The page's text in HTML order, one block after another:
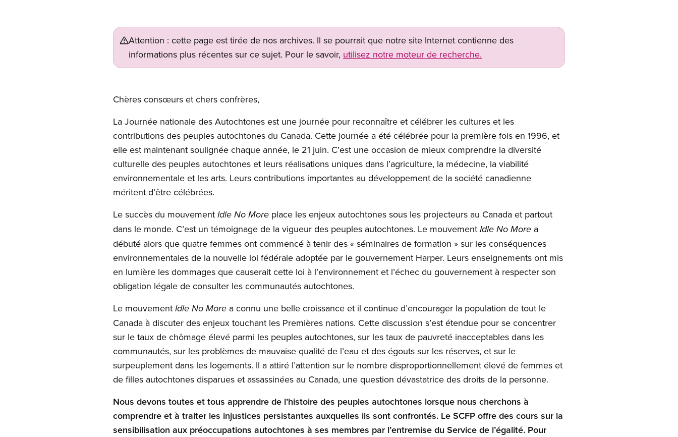
Attention : cette page est tirée de nos archives. Il se pourrait que notre site Internet contienne des
informations plus récentes sur ce sujet. Pour le savoir, utilisez notre moteur de recherche.
Chères consœurs et chers confrères,
La Journée nationale des Autochtones est une journée pour reconnaître et célébrer les cultures et les
contributions des peuples autochtones du Canada. Cette journée a été célébrée pour la première fois en 1996, et
elle est maintenant soulignée chaque année, le 21 juin. C’est une occasion de mieux comprendre la diversité
culturelle des peuples autochtones et leurs réalisations uniques dans l’agriculture, la médecine, la viabilité
environnementale et les arts. Leurs contributions importantes au développement de la société canadienne
méritent d’être célébrées.
Le succès du mouvement Idle No More place les enjeux autochtones sous les projecteurs au Canada et partout
dans le monde. C’est un témoignage de la vigueur des peuples autochtones. Le mouvement Idle No More a
débuté alors que quatre femmes ont commencé à tenir des « séminaires de formation » sur les conséquences
environnementales de la nouvelle loi fédérale adoptée par le gouvernement Harper. Leurs enseignements ont mis
en lumière les dommages que causerait cette loi à l’environnement et l’échec du gouvernement à respecter son
obligation légale de consulter les communautés autochtones.
Le mouvement Idle No More a connu une belle croissance et il continue d’encourager la population de tout le
Canada à discuter des enjeux touchant les Premières nations. Cette discussion s’est étendue pour se concentrer
sur le taux de chômage élevé parmi les peuples autochtones, sur les taux de pauvreté inacceptables dans les
communautés, sur les problèmes de mauvaise qualité de l’eau et des égouts sur les réserves, et sur le
surpeuplement dans les logements. Il a attiré l’attention sur le nombre disproportionnellement élevé de femmes et
de filles autochtones disparues et assassinées au Canada, une question dévastatrice des droits de la personne.
Nous devons toutes et tous apprendre de l’histoire des peuples autochtones lorsque nous cherchons à
comprendre et à traiter les injustices persistantes auxquelles ils sont confrontés. Le SCFP offre des cours sur la
sensibilisation aux préoccupations autochtones à ses membres par l’entremise du Service de l’égalité. Pour